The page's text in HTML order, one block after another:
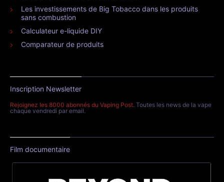
Les investissements de Big Tobacco dans les produits
sans combustion
Calculateur e-liquide DIY
Comparateur de produits
Inscription Newsletter
Rejoignez les 8000 abonnés du Vaping Post. Toutes les news de la vape
chaque vendredi par email.
Film documentaire